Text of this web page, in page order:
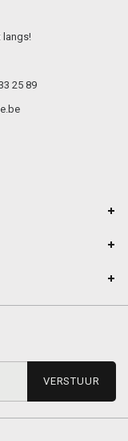
langs!
25 89
VERSTUUR